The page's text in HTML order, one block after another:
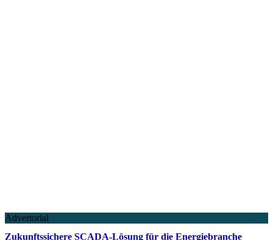
Advertorial
Zukunftssichere SCADA-Lösung für die Energiebranche